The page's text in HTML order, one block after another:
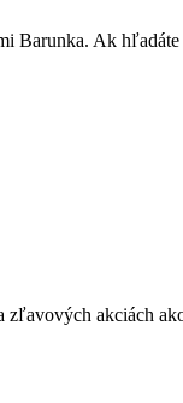
Barunka. Ak
zľavových akciách